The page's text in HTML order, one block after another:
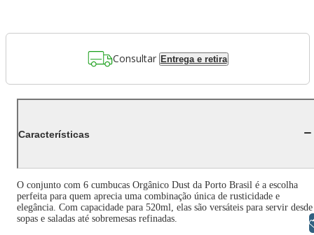
Consultar Entrega e retira
Características
O conjunto com 6 cumbucas Orgânico Dust da Porto Brasil é a escolha
perfeita para quem aprecia uma combinação única de rusticidade e
elegância. Com capacidade para 520ml, elas são versáteis para servir desde
sopas e saladas até sobremesas refinadas.